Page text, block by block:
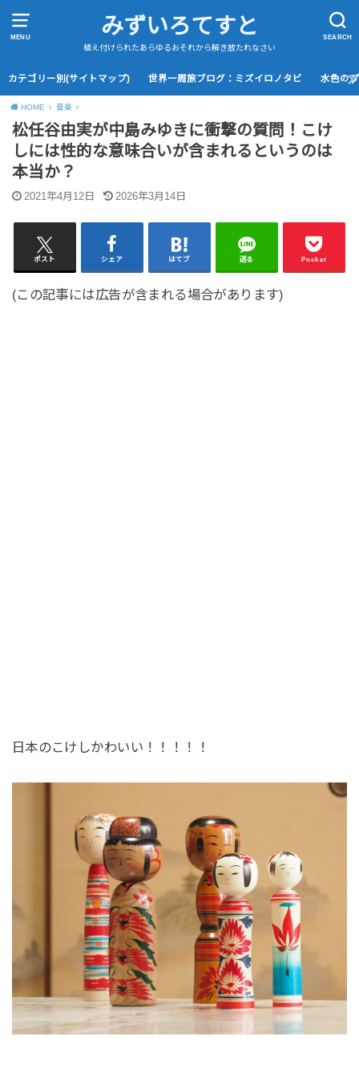
MENU SEARCH
みずいろてすと
植え付けられたあらゆるおそれから解き放たれなさい
カテゴリー別(サイトマップ) 世界一周旅ブログ：ミズイロノタビ 水色の
HOME 音楽
松任谷由実が中島みゆきに衝撃の質問！こけ
しには性的な意味合いが含まれるというのは
本当か？
2021年4月12日 2026年3月14日
ポスト シェア はてブ 送る Pocket
(この記事には広告が含まれる場合があります)
日本のこけしかわいい！！！！！